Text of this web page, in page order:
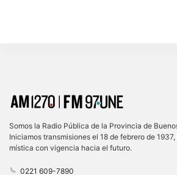
Somos la Radio Pública de la Provincia de
Iniciamos transmisiones el 18 de febrero de
mística con vigencia hacia el futuro.
0221 609-7890